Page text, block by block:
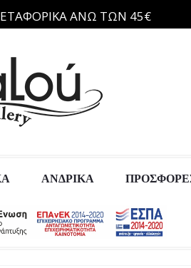
ΑΝΩ ΤΩΝ 45€
ΑΝΔΡΙΚΑ